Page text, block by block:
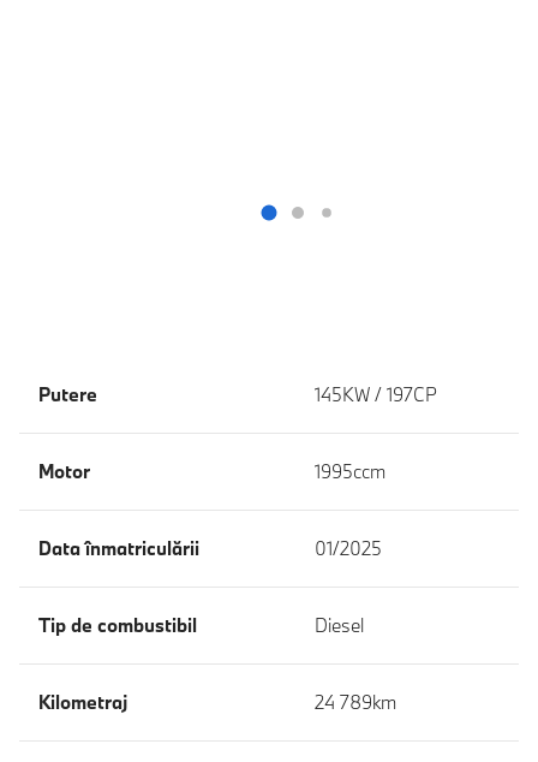
Putere 145KW / 197CP
Motor 1995ccm
Data înmatriculării 01/2025
Tip de combustibil Diesel
Kilometraj 24 789km